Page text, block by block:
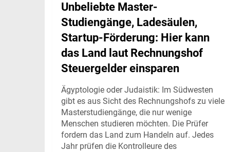
Unbeliebte Master-
Studiengänge, Ladesäulen,
Startup-Förderung: Hier kann
das Land laut Rechnungshof
Steuergelder einsparen
Ägyptologie oder Judaistik: Im Südwesten
gibt es aus Sicht des Rechnungshofs zu viele
Masterstudiengänge, die nur wenige
Menschen studieren möchten. Die Prüfer
fordern das Land zum Handeln auf. Jedes
Jahr prüfen die Kontrolleure des